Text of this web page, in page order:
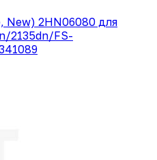
New) 2HN06080 для
2135dn/FS-